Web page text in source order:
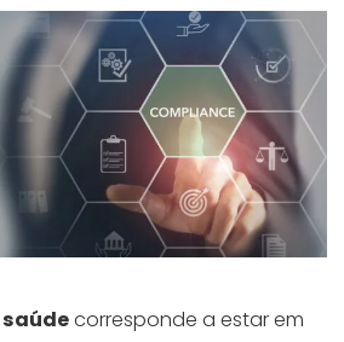
corresponde a estar em